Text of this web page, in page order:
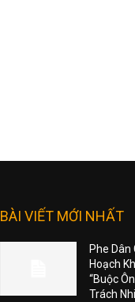
BÀI VIẾT MỚI NHẤT
Phe Dân
Hoạch
“Buộc
Trách